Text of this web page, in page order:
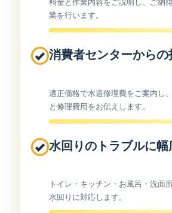
料金と作業内容をご説明し、ご納
業を行います。
消費者センターからの
適正価格で水道修理費をご案内し
と修理費用をお伝えします。
水回りのトラブルに幅
トイレ・キッチン・お風呂・洗面
水回りに対応します。